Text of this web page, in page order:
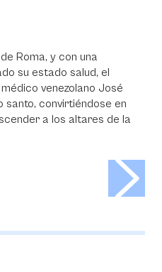
Roma, y con una
su estado salud, el
venezolano José
santo, convirtiéndose en
a los altares de la